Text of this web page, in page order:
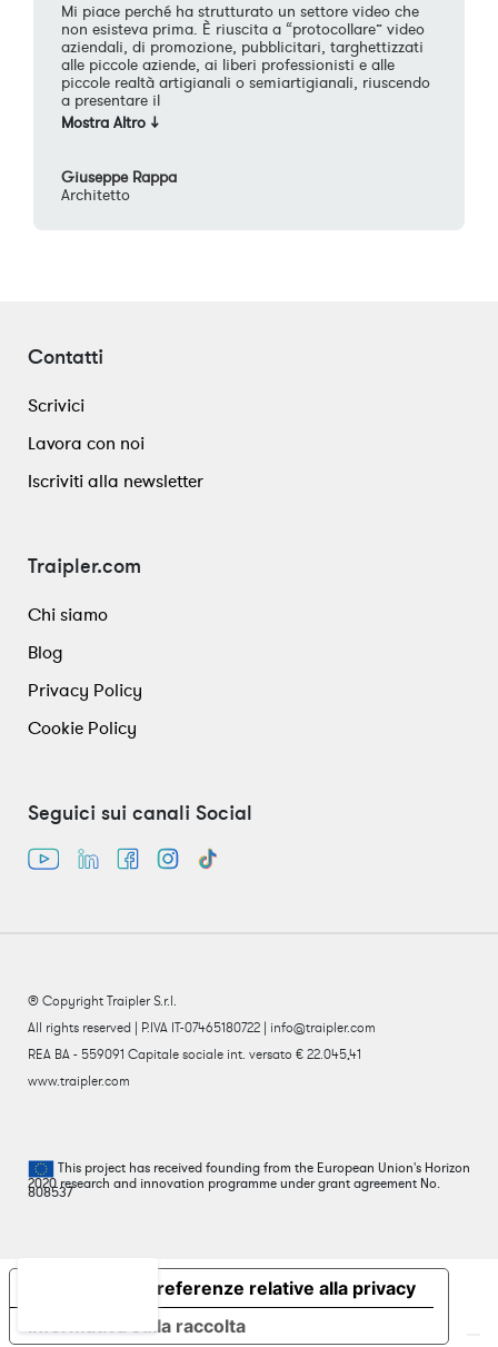
Mi piace perché ha strutturato un settore video che
non esisteva prima. È riuscita a “protocollare” video
aziendali, di promozione, pubblicitari, targhettizzati
alle piccole aziende, ai liberi professionisti e alle
piccole realtà artigianali o semiartigianali, riuscendo
a presentare il
Giuseppe Rappa
Architetto
Contatti
Scrivici
Lavora con noi
Iscriviti alla newsletter
Traipler.com
Chi siamo
Blog
Privacy Policy
Cookie Policy
Seguici sui canali Social
® Copyright Traipler S.r.l.
All rights reserved | P.IVA IT-07465180722 | info@traipler.com
REA BA - 559091 Capitale sociale int. versato € 22.045,41
www.traipler.com
This project has received founding from the European Union's Horizon
2020 research and innovation programme under grant agreement No.
808537
Informativa sulla raccolta
Le tue preferenze relative alla privacy